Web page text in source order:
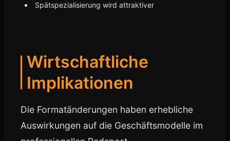
Spätspezialisierung wird attraktiver
Wirtschaftliche
Implikationen
Die Formatänderungen haben erhebliche
Auswirkungen auf die Geschäftsmodelle im